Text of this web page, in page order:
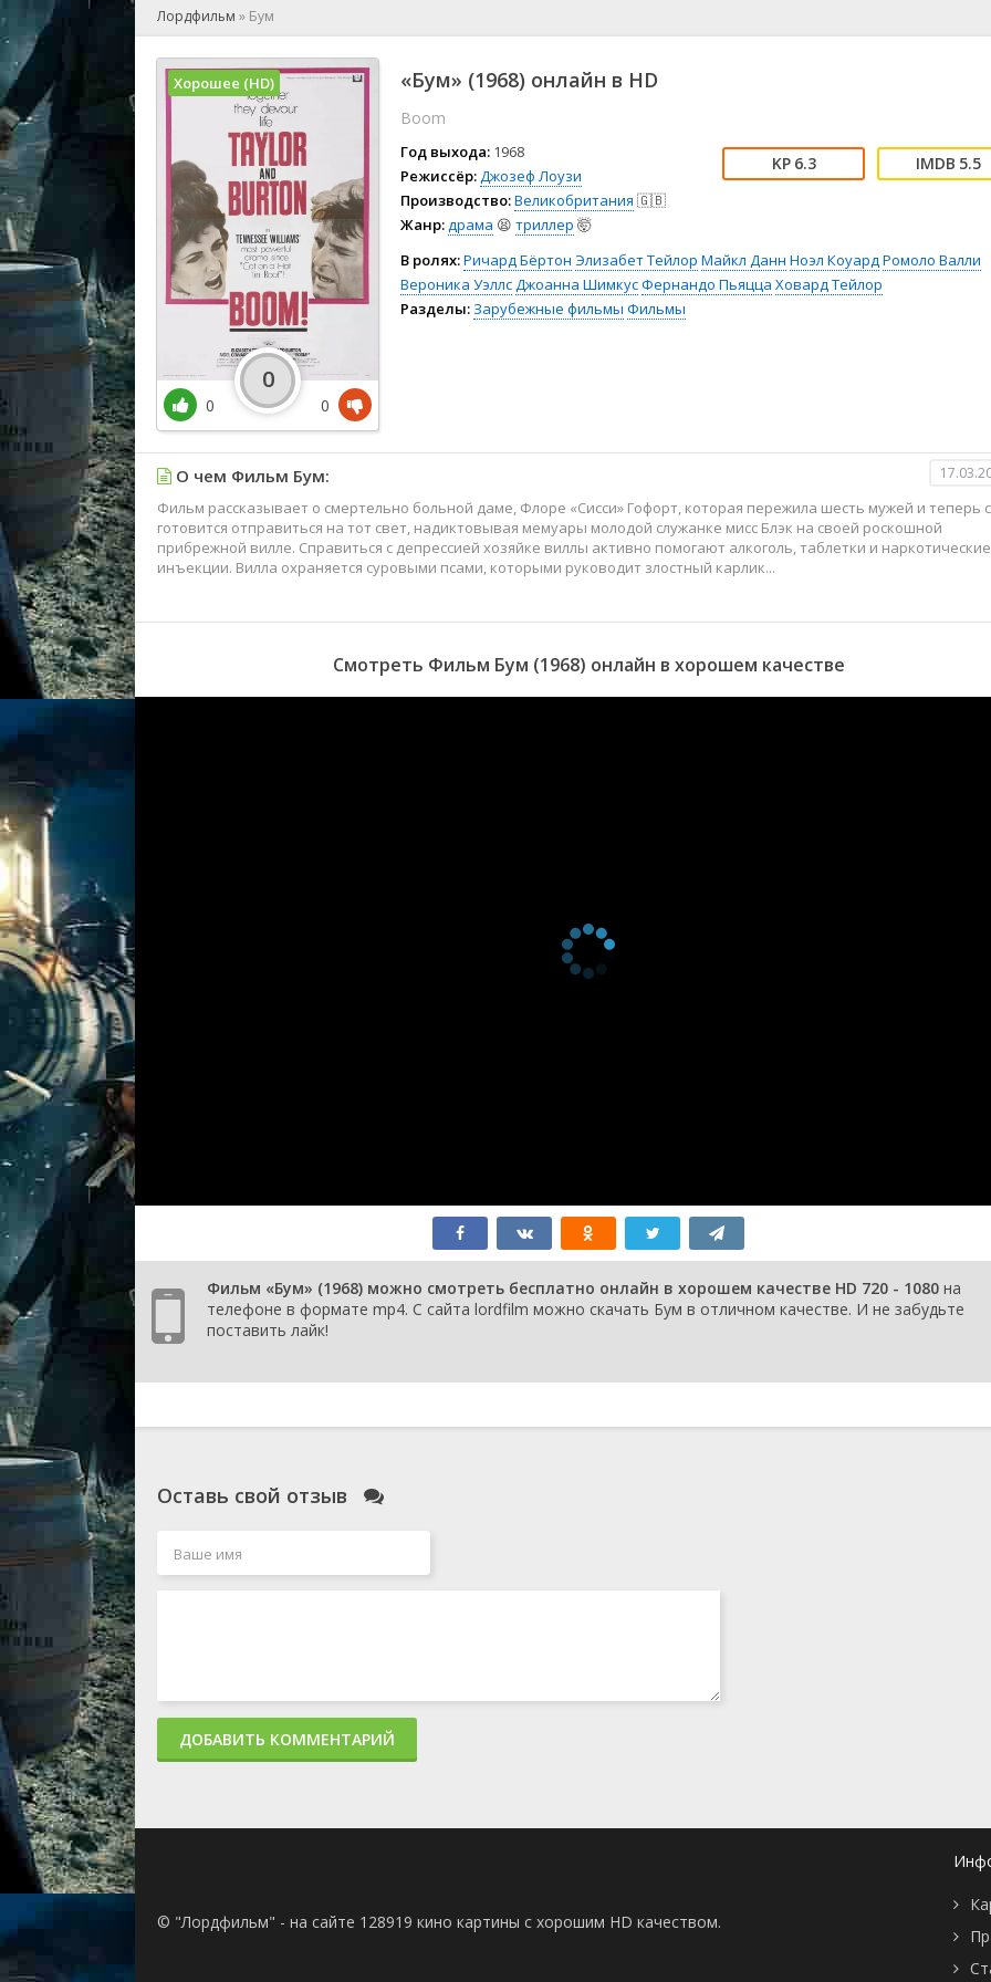
🕺 Мюзикл
👨‍💼 Новости
👨‍💻 Реальное тв
🎤 Ток-шоу
😱 Ужасы
🧙‍♀️ Фантастика
🤠 Фильм-нуар
🧝‍♂️ Фэнтези
🏅 Церемония
Лордфильм » Бум
«Бум» (1968) онлайн в HD
Boom
Год выхода: 1968
Режиссёр:Джозеф Лоузи
Производство:Великобритания 🇬🇧
Жанр:драма 😫 триллер 🤯
6.3 5.5
В ролях:Ричард Бёртон Элизабет Тейлор Майкл Данн Ноэл КоуардРомоло Валли
Вероника УэллсДжоанна ШимкусФернандо Пьяцца Ховард Тейлор
Разделы: Зарубежные фильмы Фильмы
Хорошее (HD)
0
0
0
О чем Фильм Бум:
Фильм рассказывает о смертельно больной даме, Флоре «Сисси» Гофорт, которая пережила шесть мужей и теперь
готовится отправиться на тот свет, надиктовывая мемуары молодой служанке мисс Блэк на своей роскошной
прибрежной вилле. Справиться с депрессией хозяйке виллы активно помогают алкоголь, таблетки и наркотические
инъекции. Вилла охраняется суровыми псами, которыми руководит злостный карлик...
Смотреть Фильм Бум (1968) онлайн в хорошем качестве
Фильм «Бум» (1968) можно смотреть бесплатно онлайн в хорошем качестве HD 720 - 1080 на
телефоне в формате mp4. С сайта lordfilm можно скачать Бум в отличном качестве. И не забудьте
поставить лайк!
Оставь свой отзыв
ДОБАВИТЬ КОММЕНТАРИЙ
© "Лордфильм" - на сайте 128919 кино картины с хорошим HD качеством.